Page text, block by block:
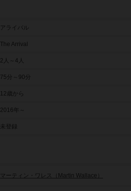
アライバル
The Arrival
2人～4人
75分～90分
12歳から
2016年～
未登録
マーティン・ワレス（Martin Wallace）